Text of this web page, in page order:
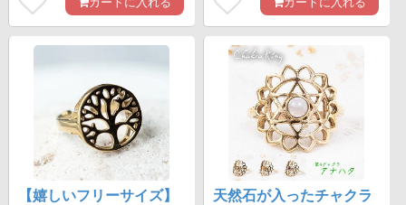
カートに入れる カートに入れる
【嬉しいフリーサイズ】
天然石が入ったチャクラ